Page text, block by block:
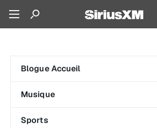
Blogue Accueil
Musique
Sports